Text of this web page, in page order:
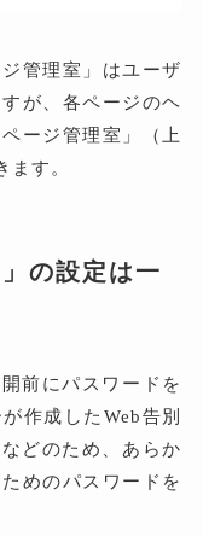
管理室」はユーザ
が、各ページのヘ
ージ管理室」（上
ます。
の設定は一
前にパスワードを
作成したWeb告別
どのため、あらか
めのパスワードを